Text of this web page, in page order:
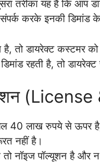
तरीका यह है कि आप
करके इनकी डिमांड के
तो डायरेक्ट कस्टमर
रहती है, तो डायरेक्ट
40 लाख रुपये से ऊपर है,
नहीं है।
नॉइज पॉल्यूशन है और न